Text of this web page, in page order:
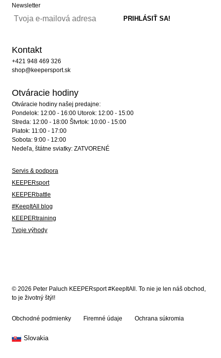
Newsletter
Kontakt
+421 948 469 326
shop@keepersport.sk
Otváracie hodiny
Otváracie hodiny našej predajne:
Pondelok: 12:00 - 16:00 Utorok: 12:00 - 15:00
Streda: 12:00 - 18:00 Štvrtok: 10:00 - 15:00
Piatok: 11:00 - 17:00
Sobota: 9:00 - 12:00
Nedeľa, štátne sviatky: ZATVORENÉ
Servis & podpora
KEEPERsport
KEEPERbattle
#KeepItAll blog
KEEPERtraining
Tvoje výhody
© 2026 Peter Paluch KEEPERsport #KeepItAll. To nie je len náš obchod,
to je životný štýl!
Obchodné podmienky Firemné údaje Ochrana súkromia
Slovakia